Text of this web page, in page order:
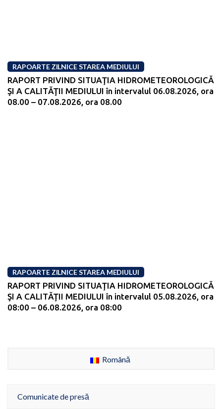
RAPOARTE ZILNICE STAREA MEDIULUI
RAPORT PRIVIND SITUAŢIA HIDROMETEOROLOGICĂ
ŞI A CALITĂŢII MEDIULUI în intervalul 06.08.2026, ora
08.00 – 07.08.2026, ora 08.00
RAPOARTE ZILNICE STAREA MEDIULUI
RAPORT PRIVIND SITUAŢIA HIDROMETEOROLOGICĂ
ŞI A CALITĂŢII MEDIULUI în intervalul 05.08.2026, ora
08:00 – 06.08.2026, ora 08:00
Română
Comunicate de presă